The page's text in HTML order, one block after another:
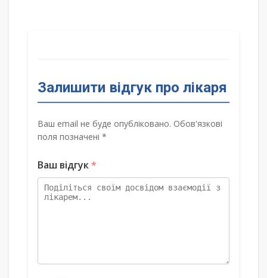
Залишити відгук про лікаря
Ваш email не буде опубліковано. Обов'язкові
поля позначені *
Ваш відгук*